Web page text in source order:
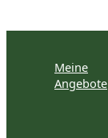
Meine
Angebote